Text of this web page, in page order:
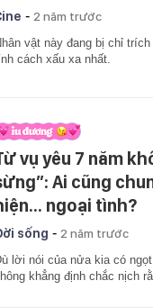
- 2 năm trước
vật này đang bị chỉ
cách xấu xa nhất.
vụ yêu 7 năm
Ai cũng
ngoại tình?
sống - 2 năm trước
lời nói của nửa kia có
khẳng định chắc nịch